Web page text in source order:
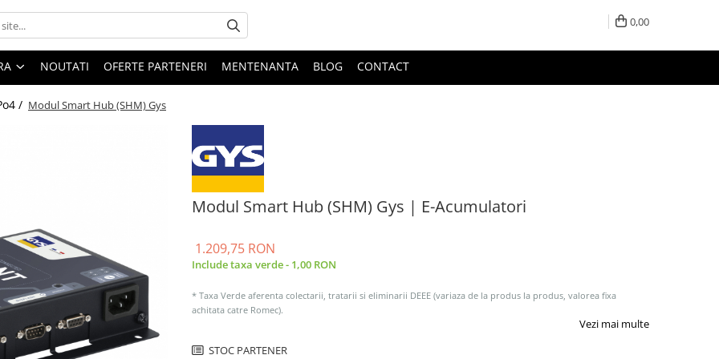
0,00
NOUTATI OFERTE PARTENERI MENTENANTA BLOG CONTACT
/ Modul Smart Hub (SHM) Gys
Modul Smart Hub (SHM) Gys | E-Acumulatori
1.209,75 RON
Include taxa verde - 1,00 RON
* Taxa Verde aferenta colectarii, tratarii si eliminarii DEEE (variaza de la produs la produs, valorea fixa
achitata catre Romec).
Vezi mai multe
STOC PARTENER